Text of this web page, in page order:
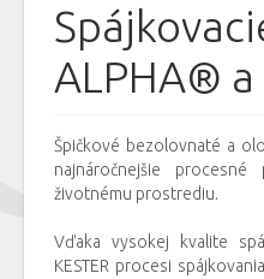
ALPHA® a
Špičkové bezolovnaté a
najnáročnejšie
životnému prostrediu.
Vďaka vysokej kvalite
KESTER procesi